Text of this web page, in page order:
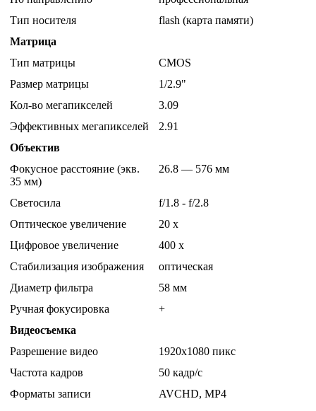
Тип носителя
flash (карта памяти)
Матрица
Тип матрицы
CMOS
Размер матрицы
1/2.9"
Кол-во мегапикселей
3.09
Эффективных мегапикселей
2.91
Объектив
Фокусное расстояние (экв.
35 мм)
26.8 — 576 мм
Светосила
f/1.8 - f/2.8
Оптическое увеличение
20 х
Цифровое увеличение
400 х
Стабилизация изображения
оптическая
Диаметр фильтра
58 мм
Ручная фокусировка
+
Видеосъемка
Разрешение видео
1920x1080 пикс
Частота кадров
50 кадр/с
Форматы записи
AVCHD, MP4